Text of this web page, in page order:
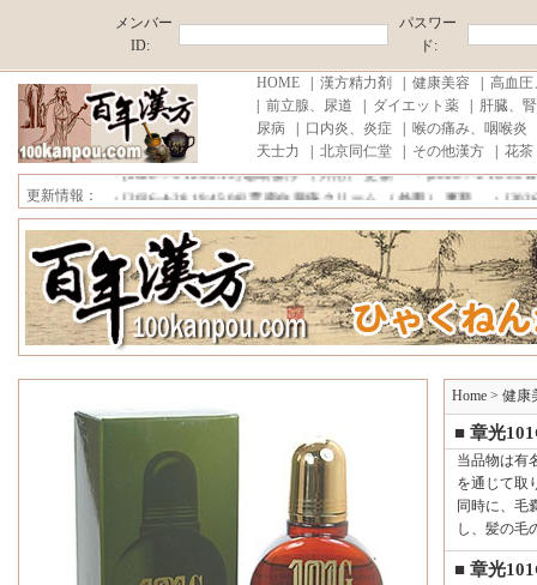
メンバー
ID:
パスワー
ド:
HOME| 漢方精力剤 健康美容
高血圧
前立腺、尿道 ダイエット薬|
肝臓、
尿病
口内炎、炎症 喉の痛み、咽喉炎
天士力
北京同仁堂| その他漢方| 花茶
更新情報：
■中国原産地直売,薄利多売！ ■消費税、代行手数料が無料!■注文商
・[2026-7-20 15:52:17] 雪域藏宝 更新・[2026-7-6 20:47:31] プロ
・[2026-7-5 12:02:15]珊瑚癬浄 （外用） 更新・[2026-7-2
・[2026-4-28 19:45:08]雲南白薬痔クリーム （外用） 更新 ・
■中国原産地直売,薄利多売！ ■消費税、代行手数料が無料!■注文商
Home> 健康
■ 章光
当品物は有
を通じて取
同時に、毛
し、髪の毛
■ 章光